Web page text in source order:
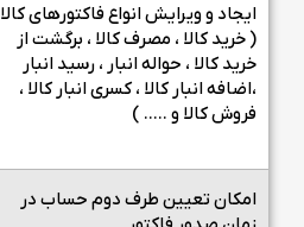
ایجاد و ویرایش انواع فاکتورهای کالا
( خرید کالا ، مصرف کالا ، برگشت از
خرید کالا ، حواله انبار ، رسید انبار
،اضافه انبار کالا ، کسری انبار کالا ،
فروش کالا و ..... )
امکان تعیین طرف دوم حساب در